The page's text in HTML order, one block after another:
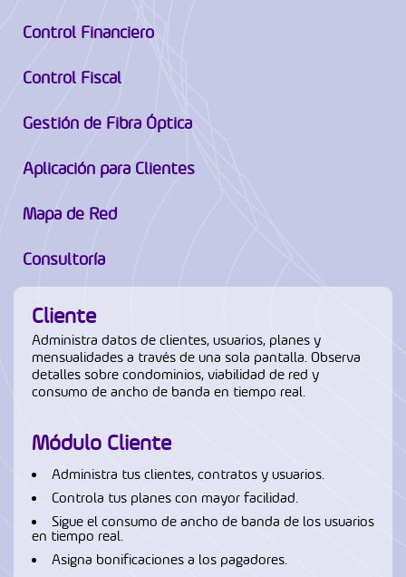
Control Financiero
Control Fiscal
Gestión de Fibra Óptica
Aplicación para Clientes
Mapa de Red
Consultoría
Cliente
Administra datos de clientes, usuarios, planes y
mensualidades a través de una sola pantalla. Observa
detalles sobre condominios, viabilidad de red y
consumo de ancho de banda en tiempo real.
Módulo Cliente
Administra tus clientes, contratos y usuarios.
Controla tus planes con mayor facilidad.
Sigue el consumo de ancho de banda de los usuarios
en tiempo real.
Asigna bonificaciones a los pagadores.